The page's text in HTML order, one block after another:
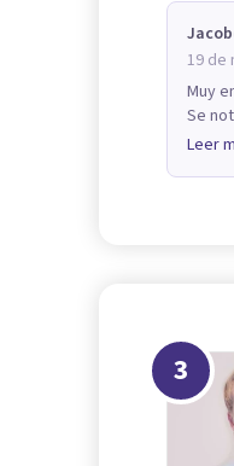
19 de
Muy
Se
Leer
3